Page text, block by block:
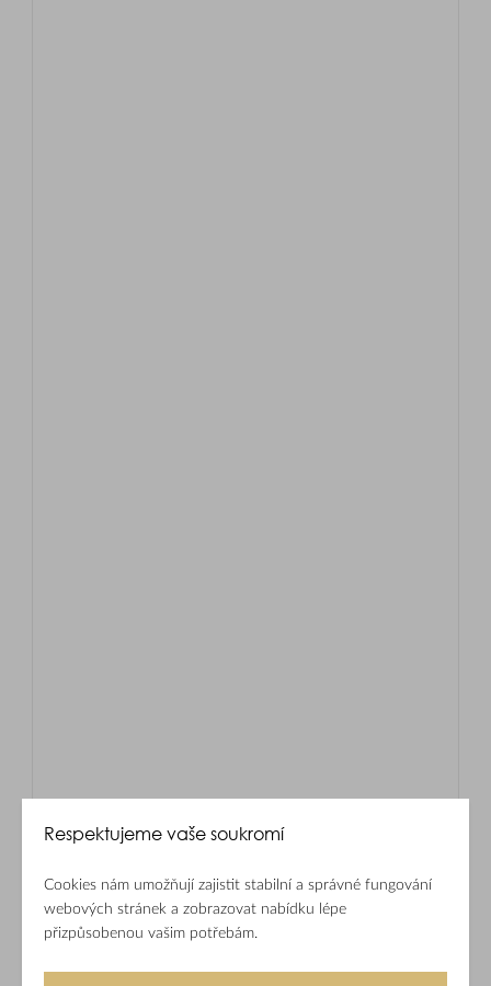
Respektujeme vaše soukromí
Cookies nám umožňují zajistit stabilní a správné fungování
webových stránek a zobrazovat nabídku lépe
přizpůsobenou vašim potřebám.